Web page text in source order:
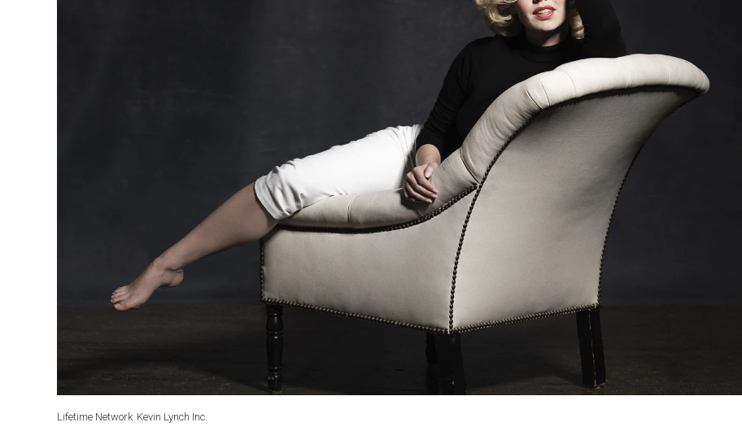
Lifetime Network Kevin Lynch Inc.